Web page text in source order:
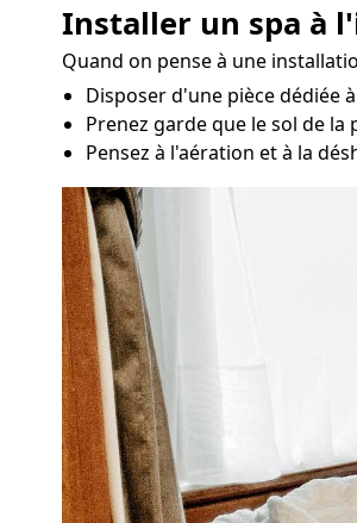
Installer un spa à
Quand on pense à une
Disposer d'une pièce dédiée
Prenez garde que le sol de la
Pensez à l'aération et à la